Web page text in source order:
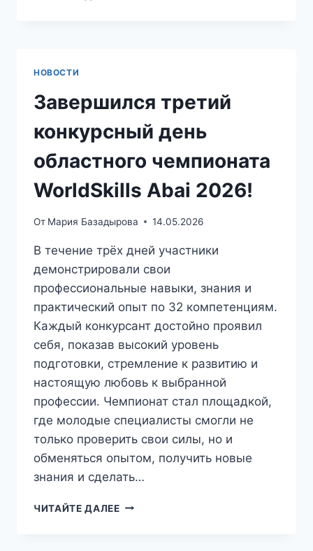
НОВОСТИ
Завершился третий
конкурсный день
областного чемпионата
WorldSkills Abai 2026!
От Мария Базадырова 14.05.2026
В течение трёх дней участники
демонстрировали свои
профессиональные навыки, знания и
практический опыт по 32 компетенциям.
Каждый конкурсант достойно проявил
себя, показав высокий уровень
подготовки, стремление к развитию и
настоящую любовь к выбранной
профессии. Чемпионат стал площадкой,
где молодые специалисты смогли не
только проверить свои силы, но и
обменяться опытом, получить новые
знания и сделать…
ЧИТАЙТЕ ДАЛЕЕ